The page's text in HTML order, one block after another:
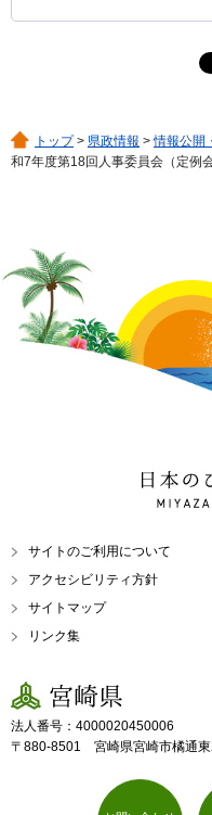
トップ> 県政情報 >情報公開
和7年度第18回人事委員会（定例
日本のひ
サイトのご利用について
アクセシビリティ方針
サイトマップ
リンク集
宮崎県
法人番号：4000020450006
〒880-8501 宮崎県宮崎市橘通